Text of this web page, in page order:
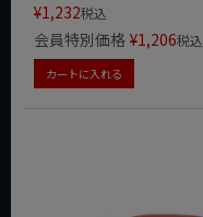
¥1,232税込
会員特別価格 ¥1,206税込
カートに入れる